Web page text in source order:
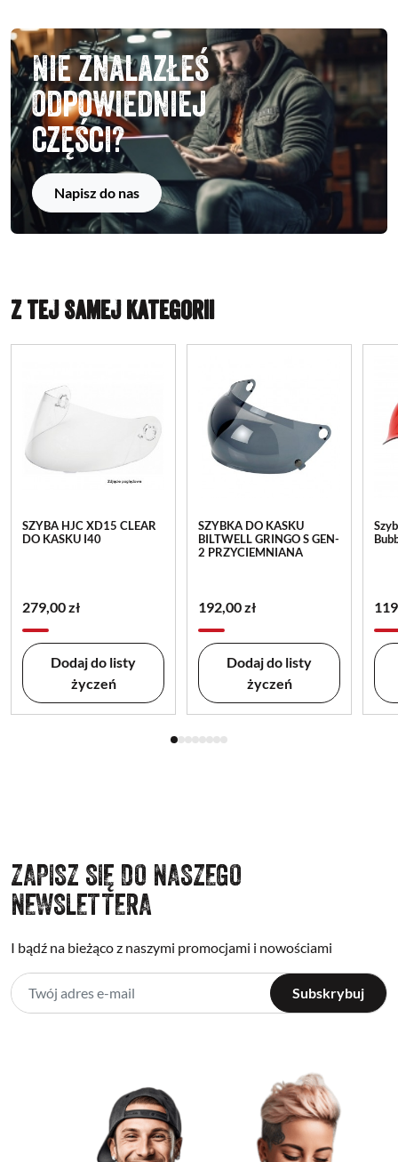
Nie znalazłeś
odpowiedniej
części?
Napisz do nas
Z TEJ SAMEJ KATEGORII
SZYBA HJC XD15 CLEAR
DO KASKU I40
279,00 zł
Dodaj do listy
życzeń
SZYBKA DO KASKU
BILTWELL GRINGO S GEN-
2 PRZYCIEMNIANA
192,00 zł
Dodaj do listy
życzeń
ZAPISZ SIĘ DO NASZEGO
NEWSLETTERA
I bądź na bieżąco z naszymi promocjami i nowościami